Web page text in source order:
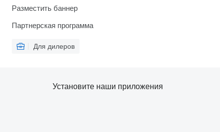
Разместить баннер
Партнерская программа
Для дилеров
Установите наши приложения